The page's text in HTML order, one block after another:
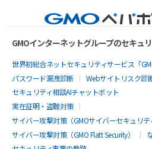
GMOインターネットグループのセキュ
世界初総合ネットセキュリティサービス「
パスワード漏洩診断
Webサイトリスク診
セキュリティ相談AIチャットボット
実在証明・盗聴対策
サイバー攻撃対策（GMOサイバーセキュリテ
サイバー攻撃対策（GMO Flatt Security）